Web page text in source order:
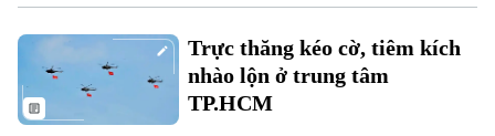
Kinh nghiệm
Tàu
Xe máy
Thị trường
Tuyển sinh
Hướng nghiệp
Văn hóa
Tin tức
Sức khỏe
Trực thăng kéo cờ, tiêm kích
nhào lộn ở trung tâm
TP.HCM